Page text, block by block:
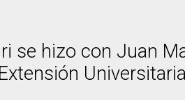
se hizo con Juan